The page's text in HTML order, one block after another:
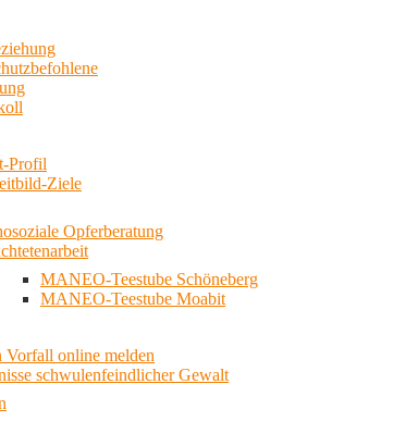
Profil
Ziele
Opferberatung
MANEO-Teestube Schöneberg
MANEO-Teestube Moabit
Vorfall online melden
schwulenfeindlicher Gewalt